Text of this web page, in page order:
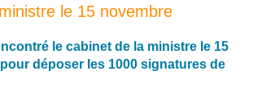
le 15 novembre
le cabinet de la ministre le 15
déposer les 1000 signatures de